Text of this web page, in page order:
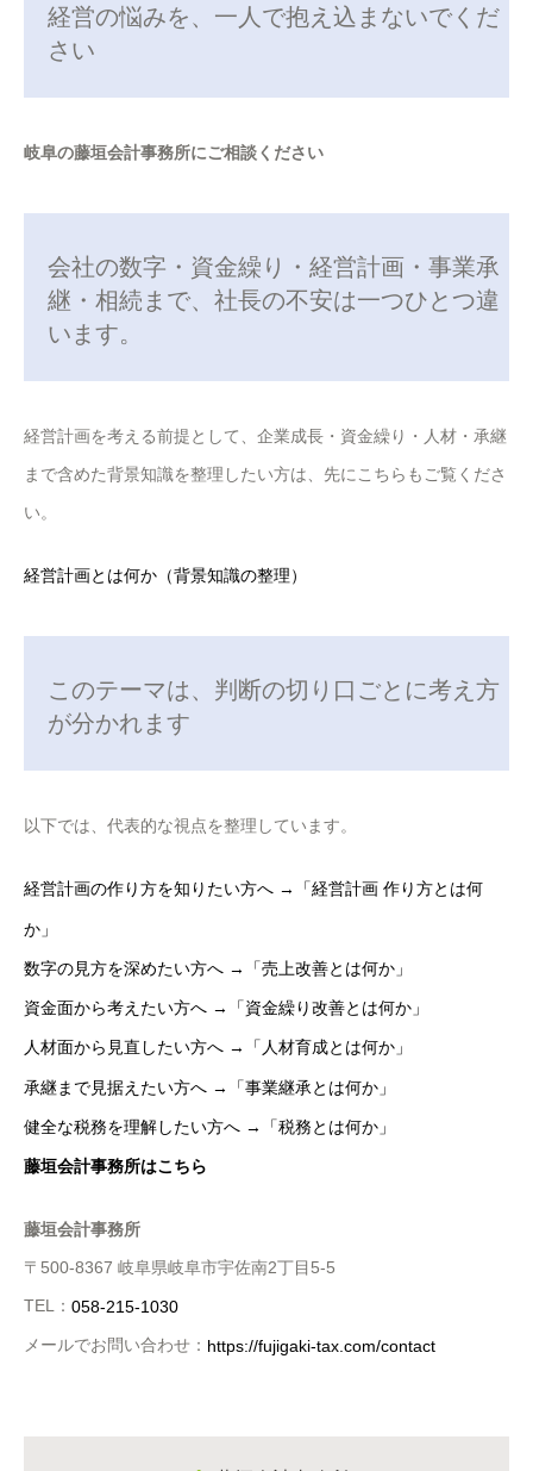
経営の悩みを、一人で抱え込まないでくだ
さい
岐阜の藤垣会計事務所にご相談ください
会社の数字・資金繰り・経営計画・事業承
継・相続まで、社長の不安は一つひとつ違
います。
経営計画を考える前提として、企業成長・資金繰り・人材・承継
まで含めた背景知識を整理したい方は、先にこちらもご覧くださ
い。
経営計画とは何か（背景知識の整理）
このテーマは、判断の切り口ごとに考え方
が分かれます
以下では、代表的な視点を整理しています。
経営計画の作り方を知りたい方へ →「経営計画 作り方とは何
か」
数字の見方を深めたい方へ →「売上改善とは何か」
資金面から考えたい方へ →「資金繰り改善とは何か」
人材面から見直したい方へ →「人材育成とは何か」
承継まで見据えたい方へ →「事業継承とは何か」
健全な税務を理解したい方へ →「税務とは何か」
藤垣会計事務所はこちら
藤垣会計事務所
〒500-8367 岐阜県岐阜市宇佐南2丁目5-5
TEL： 058-215-1030
メールでお問い合わせ： https://fujigaki-tax.com/contact